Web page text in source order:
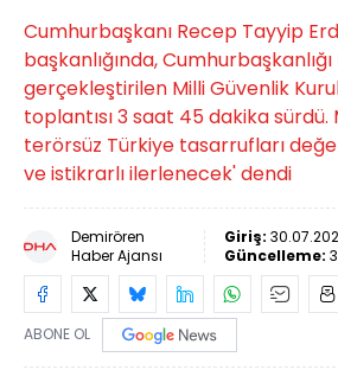
Cumhurbaşkanı Recep Tayyip
başkanlığında,
gerçekleştirilen Milli Güvenlik
toplantısı 3 saat 45 dakika sürdü.
terörsüz Türkiye tasarrufları
ve istikrarlı ilerlenecek' dendi
Demirören
Haber Ajansı
Giriş:
Güncelleme:
ABONE OL